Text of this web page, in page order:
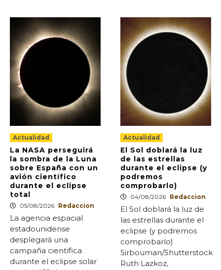
Actualidad
La NASA perseguirá
la sombra de la Luna
sobre España con un
avión científico
durante el eclipse
total
05/08/2026 Redaccion
La agencia espacial
estadounidense
desplegará una
campaña científica
durante el eclipse solar
Actualidad
El Sol doblará la luz
de las estrellas
durante el eclipse (y
podremos
comprobarlo)
04/08/2026 Redaccion
El Sol doblará la luz de
las estrellas durante el
eclipse (y podremos
comprobarlo)
Sirbouman/Shutterstock
Ruth Lazkoz,